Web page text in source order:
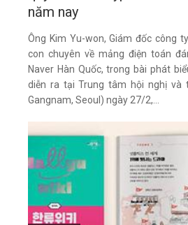
năm nay
Ông Kim Yu-won, Giám đốc công
con chuyên về mảng điện toán
Naver Hàn Quốc, trong bài phát
diễn ra tại Trung tâm hội nghị và
Gangnam, Seoul) ngày 27/2,...